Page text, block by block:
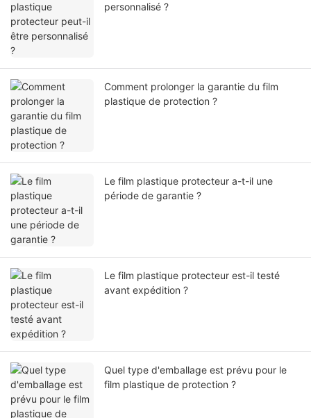
personnalisé ?
Comment prolonger la garantie du film
plastique de protection ?
Le film plastique protecteur a-t-il une
période de garantie ?
Le film plastique protecteur est-il testé
avant expédition ?
Quel type d'emballage est prévu pour le
film plastique de protection ?